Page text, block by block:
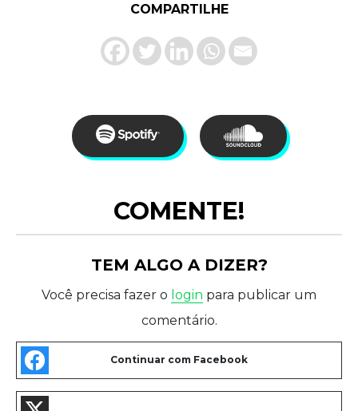
COMPARTILHE
COMENTE!
TEM ALGO A DIZER?
Você precisa fazer o login para publicar um
comentário.